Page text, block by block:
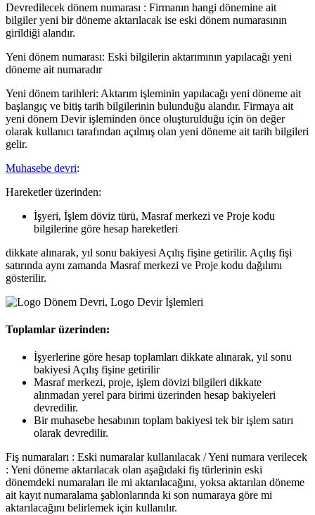
Devredilecek dönem numarası : Firmanın hangi dönemine ait
bilgiler yeni bir döneme aktarılacak ise eski dönem numarasının
girildiği alandır.
Yeni dönem numarası: Eski bilgilerin aktarımının yapılacağı yeni
döneme ait numaradır
Yeni dönem tarihleri: Aktarım işleminin yapılacağı yeni döneme ait
başlangıç ve bitiş tarih bilgilerinin bulunduğu alandır. Firmaya ait
yeni dönem Devir işleminden önce oluşturulduğu için ön değer
olarak kullanıcı tarafından açılmış olan yeni döneme ait tarih bilgileri
gelir.
Muhasebe devri:
Hareketler üzerinden:
İşyeri, İşlem döviz türü, Masraf merkezi ve Proje kodu
bilgilerine göre hesap hareketleri
dikkate alınarak, yıl sonu bakiyesi Açılış fişine getirilir. Açılış fişi
satırında aynı zamanda Masraf merkezi ve Proje kodu dağılımı
gösterilir.
Toplamlar üzerinden:
İşyerlerine göre hesap toplamları dikkate alınarak, yıl sonu
bakiyesi Açılış fişine getirilir
Masraf merkezi, proje, işlem dövizi bilgileri dikkate
alınmadan yerel para birimi üzerinden hesap bakiyeleri
devredilir.
Bir muhasebe hesabının toplam bakiyesi tek bir işlem satırı
olarak devredilir.
Fiş numaraları : Eski numaralar kullanılacak / Yeni numara verilecek
: Yeni döneme aktarılacak olan aşağıdaki fiş türlerinin eski
dönemdeki numaraları ile mi aktarılacağını, yoksa aktarılan döneme
ait kayıt numaralama şablonlarında ki son numaraya göre mi
aktarılacağını belirlemek için kullanılır.